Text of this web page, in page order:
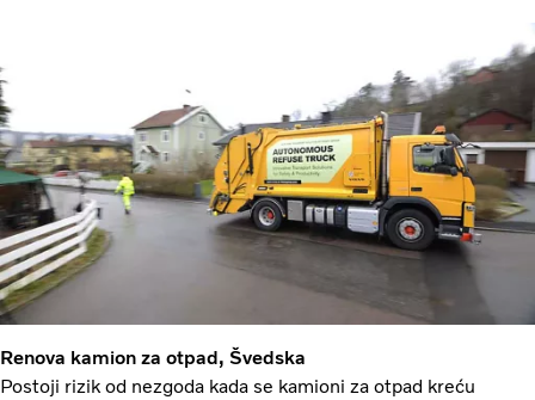
Renova kamion za otpad, Švedska
Postoji rizik od nezgoda kada se kamioni za otpad kreću